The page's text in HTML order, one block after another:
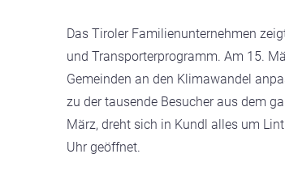
Das Tiroler Familienunternehmen
und Transporterprogramm. Am 15.
Gemeinden an den Klimawandel
zu der tausende Besucher aus dem
März, dreht sich in Kundl alles um
Uhr geöffnet.